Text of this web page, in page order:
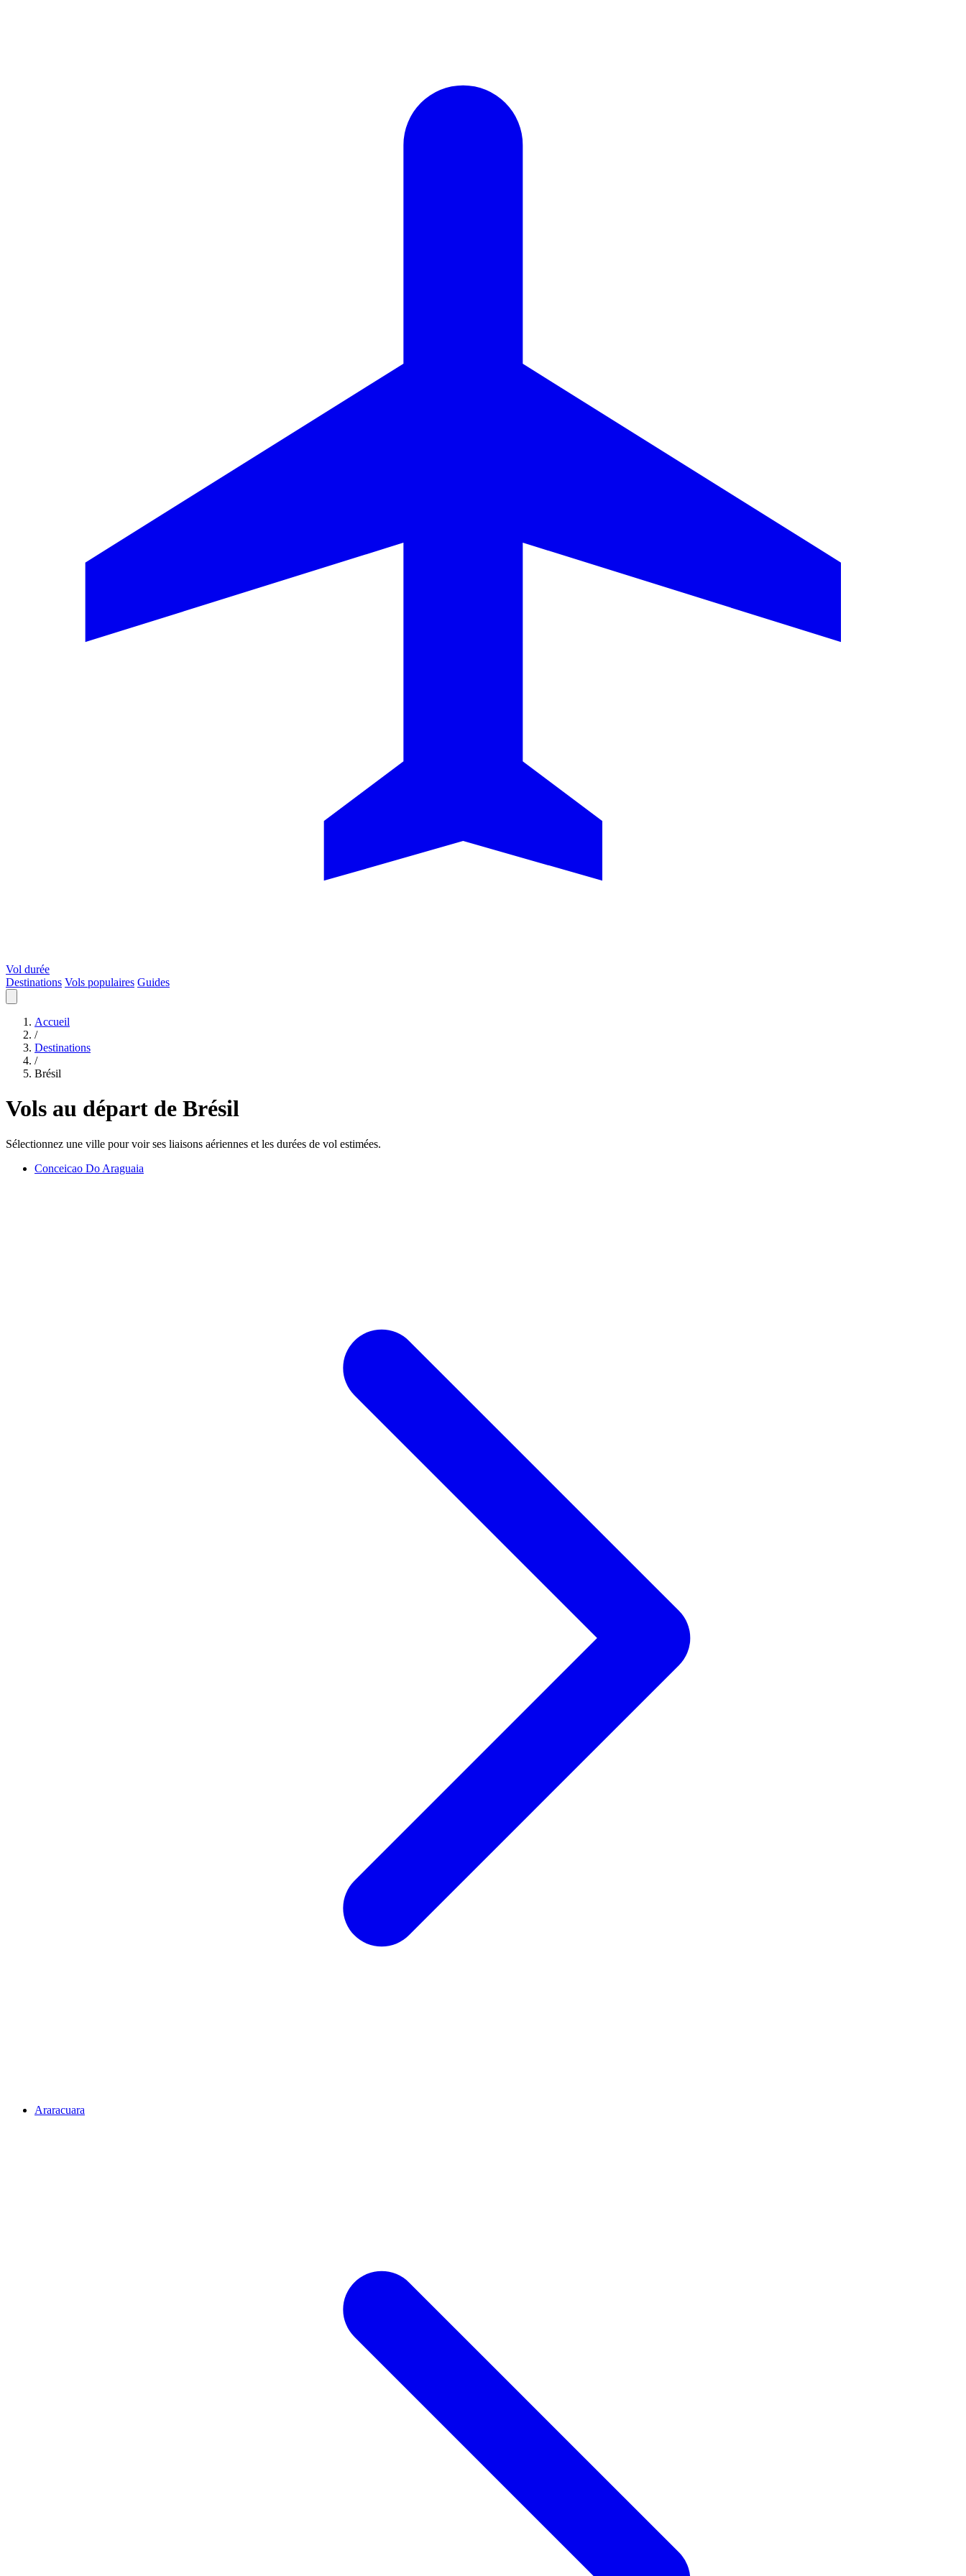
Vol durée
Destinations Vols populaires Guides
Accueil
/
Destinations
/
Brésil
Vols au départ de Brésil
Sélectionnez une ville pour voir ses liaisons aériennes et les durées de vol estimées.
Conceicao Do Araguaia
Araracuara